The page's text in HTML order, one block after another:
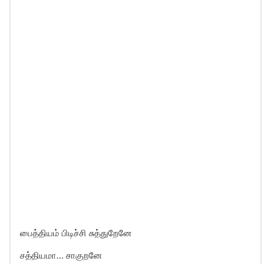
பைத்தியம் பிடிச்சி சுத்துறேனே
சத்தியமா… சாகுறனே